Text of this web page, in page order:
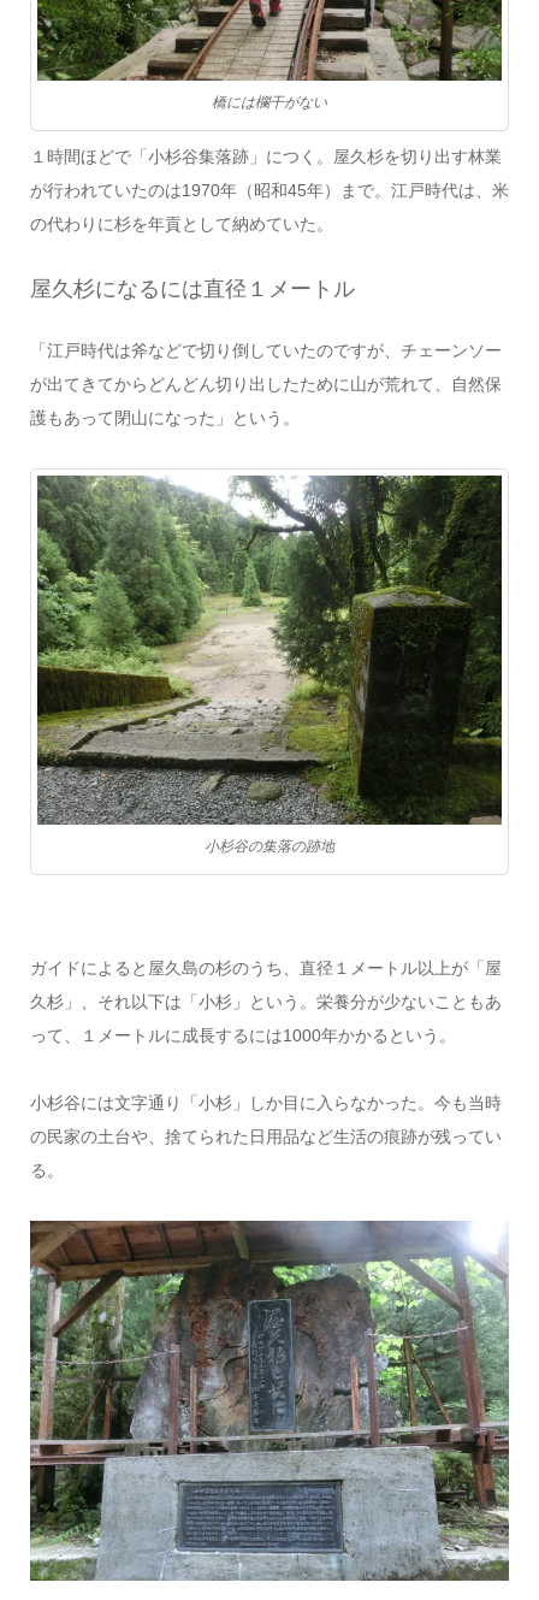
橋には欄干がない
１時間ほどで「小杉谷集落跡」につく。屋久杉を切り出す林業
が行われていたのは1970年（昭和45年）まで。江戸時代は、米
の代わりに杉を年貢として納めていた。
屋久杉になるには直径１メートル
「江戸時代は斧などで切り倒していたのですが、チェーンソー
が出てきてからどんどん切り出したために山が荒れて、自然保
護もあって閉山になった」という。
小杉谷の集落の跡地
ガイドによると屋久島の杉のうち、直径１メートル以上が「屋
久杉」、それ以下は「小杉」という。栄養分が少ないこともあ
って、１メートルに成長するには1000年かかるという。
小杉谷には文字通り「小杉」しか目に入らなかった。今も当時
の民家の土台や、捨てられた日用品など生活の痕跡が残ってい
る。